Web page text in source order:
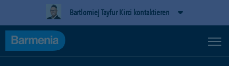
Bartlomiej Tayfur Kirci kontaktieren